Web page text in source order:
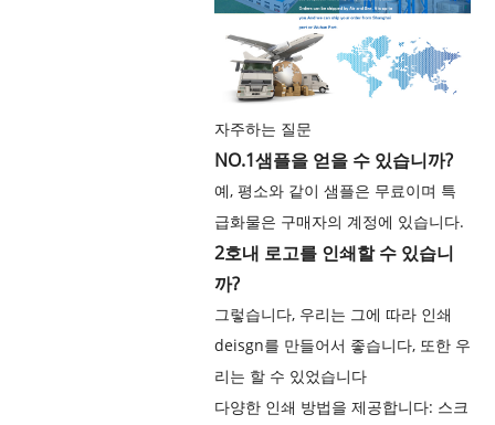
자주하는 질문
NO.1샘플을 얻을 수 있습니까?
예, 평소와 같이 샘플은 무료이며 특
급화물은 구매자의 계정에 있습니다.
2호내 로고를 인쇄할 수 있습니
까?
그렇습니다, 우리는 그에 따라 인쇄
deisgn를 만들어서 좋습니다, 또한 우
리는 할 수 있었습니다
다양한 인쇄 방법을 제공합니다: 스크